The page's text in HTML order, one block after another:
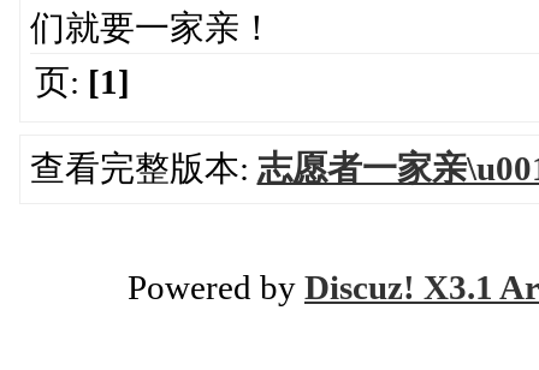
们就要一家亲！
页: [1]
查看完整版本: 志愿者一家亲
Powered by Discuz! X3.1